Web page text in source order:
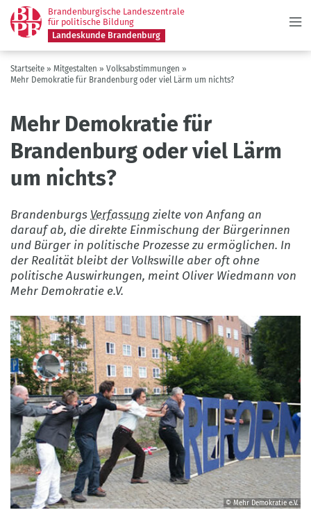
Direkt
zum
Inhalt
Brandenburgische Landeszentrale
für politische Bildung
Landeskunde Brandenburg
Pfadnavigation
Startseite Mitgestalten
Volksabstimmungen
Mehr Demokratie für Brandenburg oder viel Lärm um nichts?
Mehr Demokratie für
Brandenburg oder viel Lärm
um nichts?
BrandenburgsVerfassungzielte von Anfang an
darauf ab, die direkte Einmischung der Bürgerinnen
und Bürger in politische Prozesse zu ermöglichen. In
der Realität bleibt der Volkswille aber oft ohne
politische Auswirkungen, meint Oliver Wiedmann von
Mehr Demokratie e.V.
© Mehr Demokratie e.V.